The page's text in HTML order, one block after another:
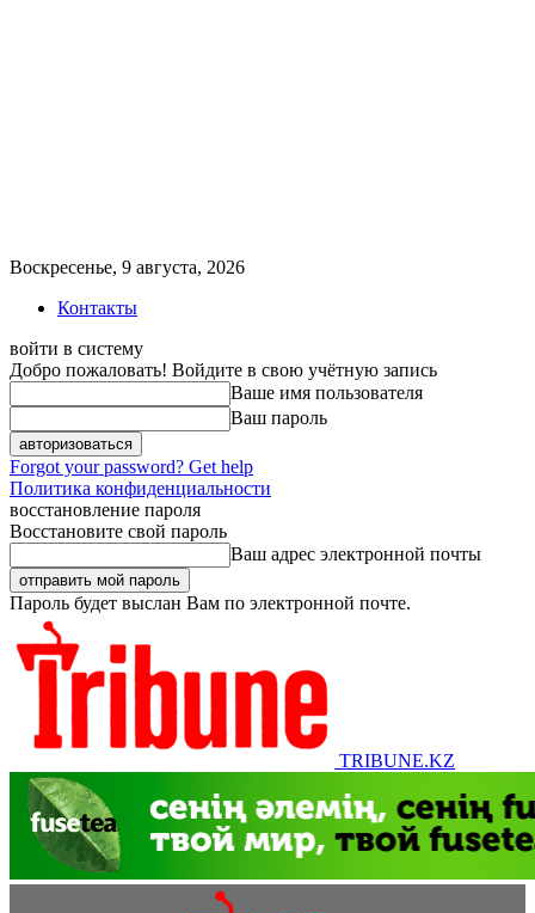
Воскресенье, 9 августа, 2026
Контакты
войти в систему
Добро пожаловать! Войдите в свою учётную запись
Ваше имя пользователя
Ваш пароль
Forgot your password? Get help
Политика конфиденциальности
восстановление пароля
Восстановите свой пароль
Ваш адрес электронной почты
Пароль будет выслан Вам по электронной почте.
TRIBUNE.KZ